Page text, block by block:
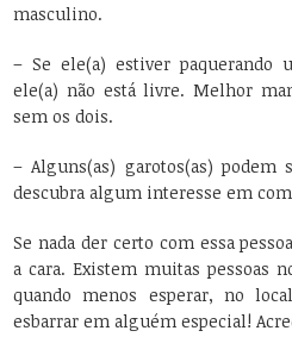
masculino.
– Se ele(a) estiver paquerando
ele(a) não está livre. Melhor
sem os dois.
– Alguns(as) garotos(as)
descubra algum interesse em
Se nada der certo com essa
a cara. Existem muitas pessoas
quando menos esperar, no
esbarrar em alguém especial!